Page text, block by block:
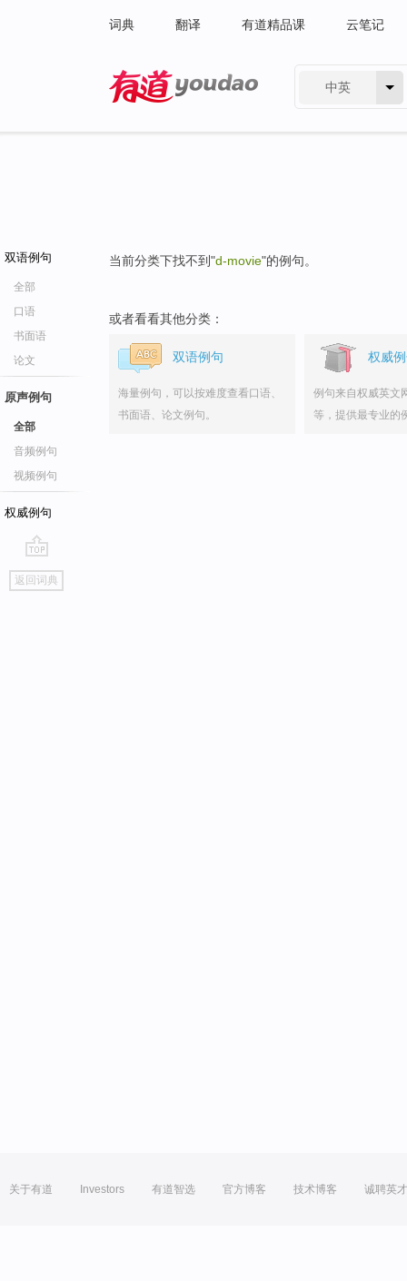
词典 翻译 有道精品课 云笔记
中英
双语例句
全部
口语
书面语
论文
原声例句
全部
音频例句
视频例句
权威例句
go
top
返回词典
当前分类下找不到"d-movie"的例句。
或者看看其他分类：
双语例句
海量例句，可以按难度查看口语、
书面语、论文例句。
权威
例句来自权威英文
等，提供最专业的
关于有道 Investors 有道智选 官方博客 技术博客 诚聘英才